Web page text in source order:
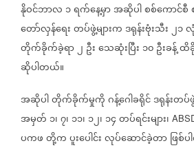
နိုဝင်ဘာလ ၁ရက်နေ့မှာအဆိုပါစစ်ကောင်စီ
တော်လှန်ရေးတပ်ဖွဲ့များကဒရုန်းဗုံးသီး၂၁
တိုက်ခိုက်ခဲ့ရာ၂ ဦးသေဆုံးပြီး ၁၀ဦးခန့်ထိ
ဆိုပါတယ်။
အဆိုပါတိုက်ခိုက်မှုကိုဂန့်ဂေါခရိုင်ဒရုန်းတပ်
အမှတ် ၁၊၇၊ ၁၁၊ ၁၂၊ ၁၄တပ်ရင်းများ၊
ပကဖတို့ကပူးပေါင်းလုပ်ဆောင်ခဲ့တာဖြစ်